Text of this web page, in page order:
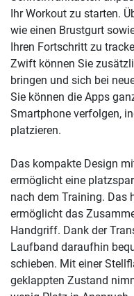
Ihr Workout zu starten.
wie einen Brustgurt
Ihren Fortschritt zu
Zwift können Sie
bringen und sich bei
Sie können die Apps
Smartphone verfolgen,
platzieren.
Das kompakte Design
ermöglicht eine
nach dem Training. Das
ermöglicht das
Handgriff. Dank der
Laufband daraufhin
schieben. Mit einer
geklappten Zustand